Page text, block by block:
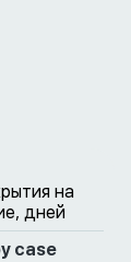
на
дней
case